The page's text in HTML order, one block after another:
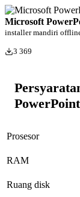
Microsoft
installer mandiri
3 369
Prosesor
RAM
Ruang disk